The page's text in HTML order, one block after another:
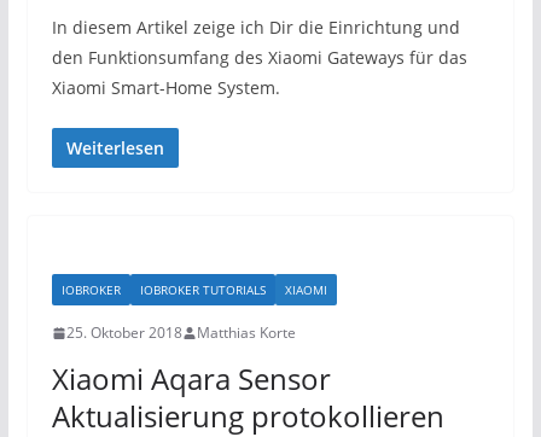
In diesem Artikel zeige ich Dir die Einrichtung und
den Funktionsumfang des Xiaomi Gateways für das
Xiaomi Smart-Home System.
Weiterlesen
IOBROKER IOBROKER TUTORIALS XIAOMI
25. Oktober 2018 Matthias Korte
Xiaomi Aqara Sensor
Aktualisierung protokollieren